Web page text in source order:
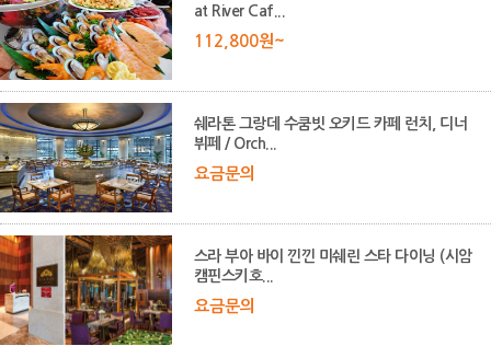
at River Caf...
112,800원~
쉐라톤 그랑데 수쿰빗 오키드 카페 런치, 디너
뷔페 / Orch...
요금문의
스라 부아 바이 낀낀 미쉐린 스타 다이닝 (시암
캠핀스키호...
요금문의